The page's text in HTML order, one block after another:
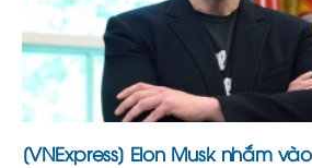
[VNExpress] Elon Musk nhắm